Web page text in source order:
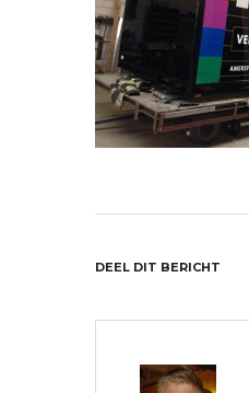
DEEL DIT BERICHT